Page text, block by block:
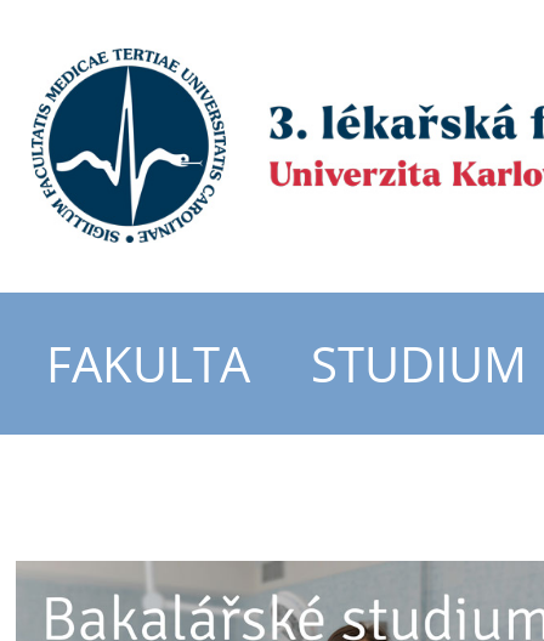
FAKULTA STUDIUM